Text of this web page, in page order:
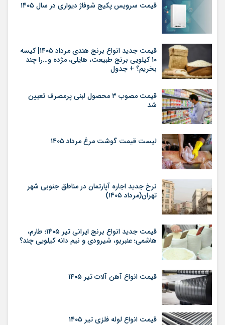
قیمت سرویس پکیج شوفاژ دیواری در سال ۱۴۰۵
قیمت جدید انواع برنج هندی مرداد ۱۴۰۵| کیسه
۱۰ کیلویی برنج طبیعت، هایلی، مژده و…را چند
بخریم؟ + جدول
قیمت مصوب ۳ محصول لبنی پرمصرف تعیین
شد
لیست قیمت گوشت مرغ مرداد ۱۴۰۵
نرخ جدید اجاره آپارتمان در مناطق جنوبی شهر
تهران(مرداد ۱۴۰۵)
قیمت جدید انواع برنج ایرانی تیر ۱۴۰۵؛ طارم،
هاشمی؛ عنبربو، شیرودی و نیم دانه کیلویی چند؟
قیمت انواع آهن آلات تیر ۱۴۰۵
قیمت انواع لوله فلزی تیر ۱۴۰۵